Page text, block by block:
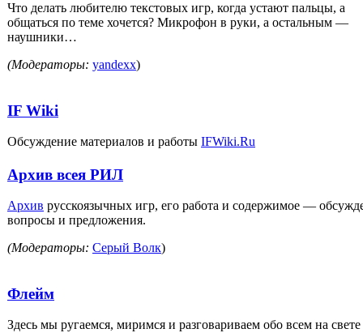
Что делать любителю текстовых игр, когда устают пальцы, а
общаться по теме хочется? Микрофон в руки, а остальным —
наушники…
(Модераторы: yandexx)
IF Wiki
Обсуждение материалов и работы IFWiki.Ru
Архив всея РИЛ
Архив русскоязычных игр, его работа и содержимое —
вопросы и предложения.
(Модераторы: Серый Волк)
Флейм
Здесь мы ругаемся, миримся и разговариваем обо всем на